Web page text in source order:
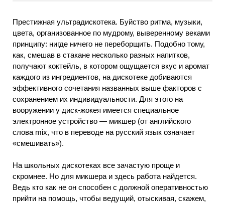
Престижная ультрадискотека. Буйство ритма, музыки,
цвета, организованное по мудрому, выверенному веками
принципу: нигде ничего не переборщить. Подобно тому,
как, смешав в стакане несколько разных напитков,
получают коктейль, в котором ощущается вкус и аромат
каждого из ингредиентов, на дискотеке добиваются
эффективного сочетания названных выше факторов с
сохранением их индивидуальности. Для этого на
вооружении у диск-жокея имеется специальное
электронное устройство — микшер (от английского
слова mix, что в переводе на русский язык означает
«смешивать»).
На школьных дискотеках все зачастую проще и
скромнее. Но для микшера и здесь работа найдется.
Ведь кто как не он способен с должной оперативностью
прийти на помощь, чтобы ведущий, отыскивая, скажем,